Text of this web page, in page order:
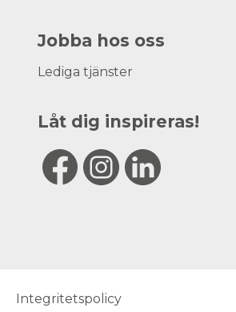
Jobba hos oss
Lediga tjänster
Låt dig inspireras!
Integritetspolicy